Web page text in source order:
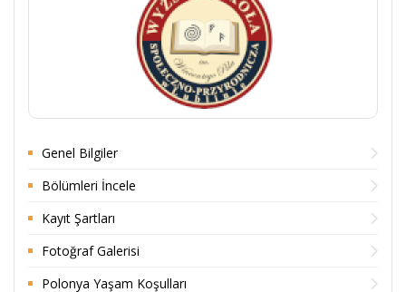
Genel Bilgiler
Bölümleri İncele
Kayıt Şartları
Fotoğraf Galerisi
Polonya Yaşam Koşulları